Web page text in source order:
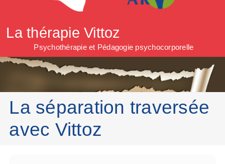
La thérapie Vittoz
Psychothérapie et Pédagogie psychocorporelle
La séparation traversée
avec Vittoz